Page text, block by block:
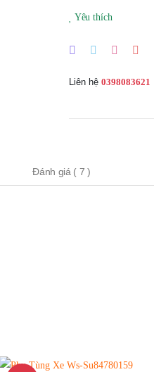
Yêu thích
Liên hệ 0398083621
Đánh giá ( 7 )